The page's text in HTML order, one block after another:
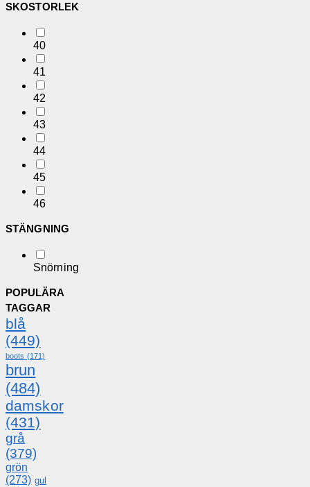
SKOSTORLEK
40
41
42
43
44
45
46
STÄNGNING
Snörning
POPULÄRA
TAGGAR
blå
(449)
boots (171)
brun
(484)
damskor
(431)
grå
(379)
grön
(273) gul